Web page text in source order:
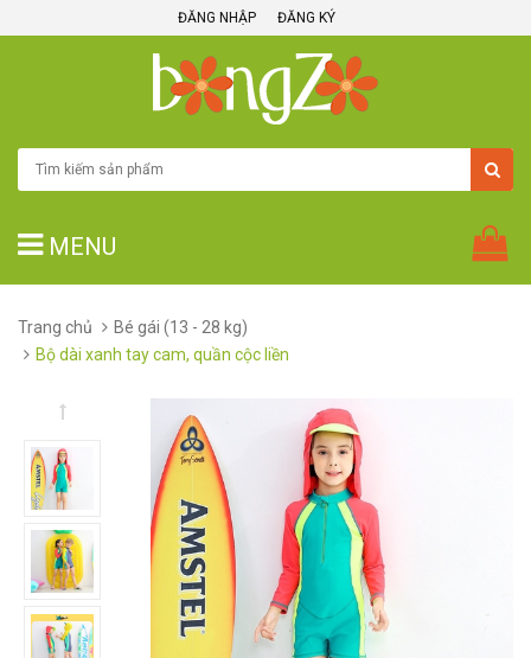
ĐĂNG NHẬP ĐĂNG KÝ
MENU
Trang chủ
Bé gái (13 - 28 kg)
Bộ dài xanh tay cam, quần cộc liền